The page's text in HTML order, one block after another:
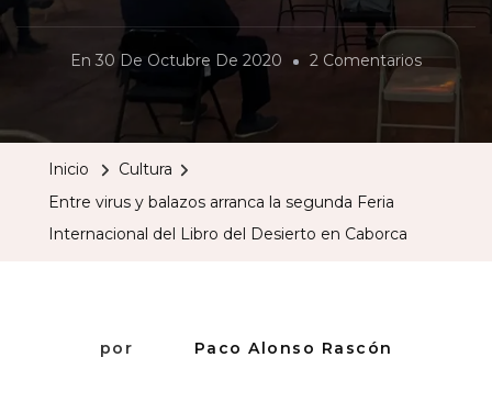
En 30 De Octubre De 2020 2 ComentariosEn
Entre
Virus
Inicio
Cultura
Entre virus y balazos arranca la segunda Feria
Internacional del Libro del Desierto en Caborca
por Paco Alonso Rascón